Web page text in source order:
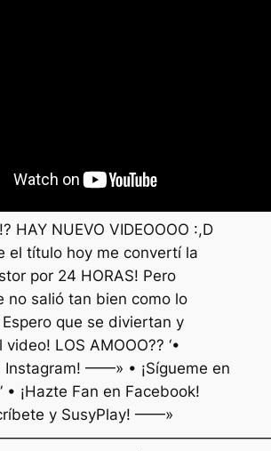
HAY NUEVO VIDEOOOO :,D
el título hoy me convertí la
por 24 HORAS! Pero
no salió tan bien como lo
que se diviertan y
LOS AMOOO?? ‘•
Instagram! ——» • ¡Sígueme en
¡Hazte Fan en Facebook!
y SusyPlay! ——»